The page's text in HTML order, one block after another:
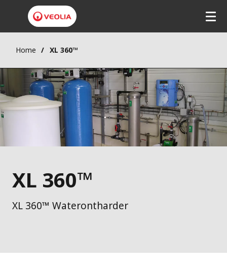
Home XL 360™
XL 360™
XL 360™ Waterontharder